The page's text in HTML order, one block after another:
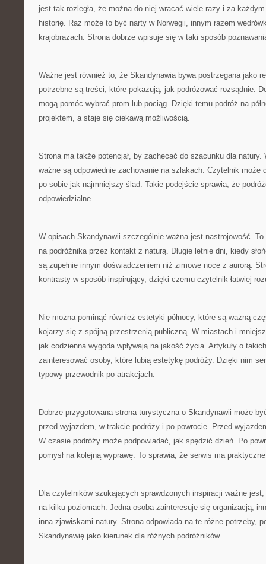
jest tak rozległa, że można do niej wracać wiele razy i za
historię. Raz może to być narty w Norwegii, innym razem
krajobrazach. Strona dobrze wpisuje się w taki sposób
Ważne jest również to, że Skandynawia bywa postrzegana jako
potrzebne są treści, które pokazują, jak podróżować rozsądnie.
mogą pomóc wybrać prom lub pociąg. Dzięki temu podróż na
projektem, a staje się ciekawą możliwością.
Strona ma także potencjał, by zachęcać do szacunku dla
ważne są odpowiednie zachowanie na szlakach. Czytelnik może
po sobie jak najmniejszy ślad. Takie podejście sprawia, że
odpowiedzialne.
W opisach Skandynawii szczególnie ważna jest nastrojowość.
na podróżnika przez kontakt z naturą. Długie letnie dni, kiedy
są zupełnie innym doświadczeniem niż zimowe noce z aurorą.
kontrasty w sposób inspirujący, dzięki czemu czytelnik łatwiej
Nie można pominąć również estetyki północy, które są ważną
kojarzy się z spójną przestrzenią publiczną. W miastach i
jak codzienna wygoda wpływają na jakość życia. Artykuły o
zainteresować osoby, które lubią estetykę podróży. Dzięki nim
typowy przewodnik po atrakcjach.
Dobrze przygotowana strona turystyczna o Skandynawii może
przed wyjazdem, w trakcie podróży i po powrocie. Przed
W czasie podróży może podpowiadać, jak spędzić dzień. Po
pomysł na kolejną wyprawę. To sprawia, że serwis ma
Dla czytelników szukających sprawdzonych inspiracji ważne
na kilku poziomach. Jedna osoba zainteresuje się organizacją,
inna zjawiskami natury. Strona odpowiada na te różne potrzeby,
Skandynawię jako kierunek dla różnych podróżników.